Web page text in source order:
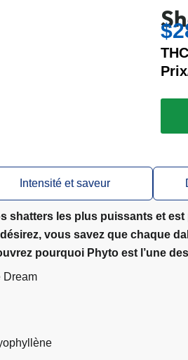
$
Intensité et saveur
shatters les plus puissants et
vous savez que chaque
pourquoi Phyto est l’une
Dream